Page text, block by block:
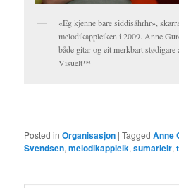
«Eg kjenne bare siddisåhrhr»,
melodikappleiken i 2009. Anne
både gitar og eit merkbart
Visuelt™
Posted in Organisasjon |Tagged Anne
Svendsen,melodikappleik,sumarleir,